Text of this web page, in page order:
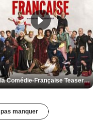
De la Comédie-Française Teaser VF
manquer